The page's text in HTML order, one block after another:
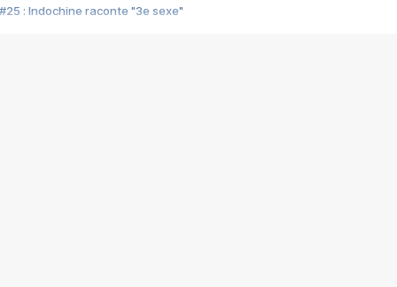
#25 : Indochine raconte "3e sexe"